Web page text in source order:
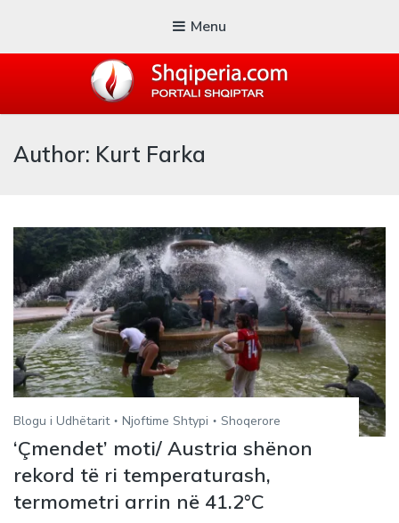
Menu
Blogu i ShqiperiaCom
Author: Kurt Farka
Blogu i Udhëtarit Njoftime Shtypi Shoqerore
‘Çmendet’ moti/ Austria shënon
rekord të ri temperaturash,
termometri arrin në 41.2°C